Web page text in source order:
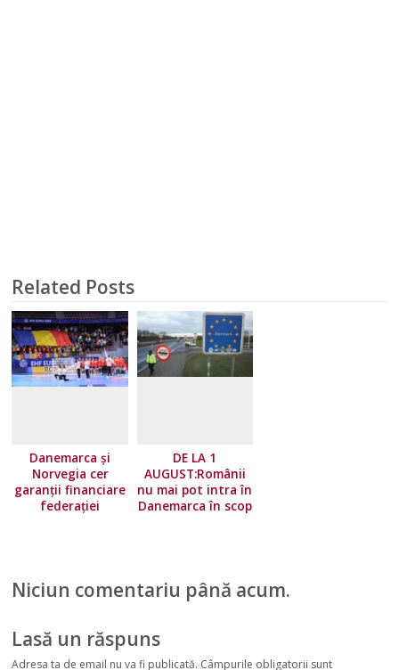
Related Posts
Danemarca și
Norvegia cer
garanții financiare
federației
DE LA 1
AUGUST:Românii
nu mai pot intra în
Danemarca în scop
Niciun comentariu până acum.
Lasă un răspuns
Adresa ta de email nu va fi publicată. Câmpurile obligatorii sunt